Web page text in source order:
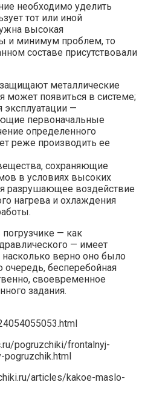
необходимо уделить
тот или иной
высокая
и минимум проблем, то
составе присутствовали
металлические
может появиться в системе;
—
первоначальные
определенного
реже производить ее
сохраняющие
в условиях высоких
разрушающее воздействие
нагрева и охлаждения
— как
— имеет
верно оно было
бесперебойная
своевременное
задания.
pogruzchiki/frontalnyj-
articles/kakoe-maslo-